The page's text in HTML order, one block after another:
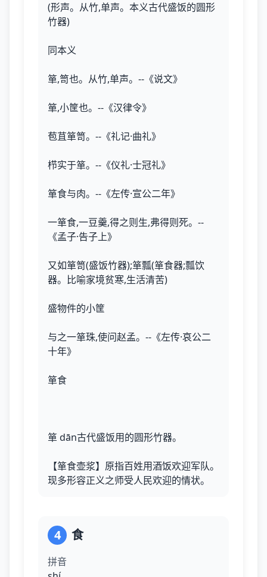
(形声。从竹,单声。本义古代盛饭的圆形
竹器)
同本义
箪,笥也。从竹,单声。--《说文》
箪,小筐也。--《汉律令》
苞苴箪笥。--《礼记·曲礼》
栉实于箪。--《仪礼·士冠礼》
箪食与肉。--《左传·宣公二年》
一箪食,一豆羹,得之则生,弗得则死。--
《孟子·告子上》
又如箪笥(盛饭竹器);箪瓢(箪食器;瓢饮
器。比喻家境贫寒,生活清苦)
盛物件的小筐
与之一箪珠,使问赵孟。--《左传·哀公二
十年》
箪食
箪 dān古代盛饭用的圆形竹器。
【箪食壶浆】原指百姓用酒饭欢迎军队。
现多形容正义之师受人民欢迎的情状。
4 食
拼音